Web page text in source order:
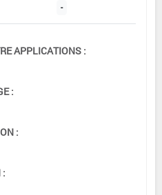
-
APPLICATIONS :
:
:
: